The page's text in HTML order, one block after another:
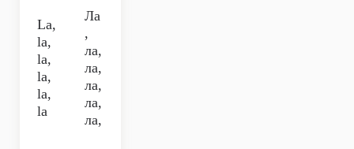
La,
la,
la,
la,
la,
la
Ла
,
ла,
ла,
ла,
ла,
ла,